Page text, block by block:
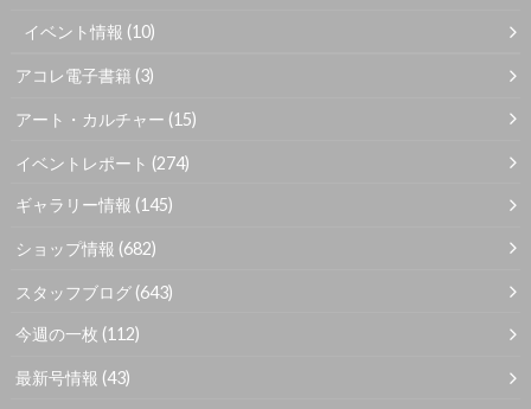
イベント情報 (10)
アコレ電子書籍 (3)
アート・カルチャー (15)
イベントレポート (274)
ギャラリー情報 (145)
ショップ情報 (682)
スタッフブログ (643)
今週の一枚 (112)
最新号情報 (43)